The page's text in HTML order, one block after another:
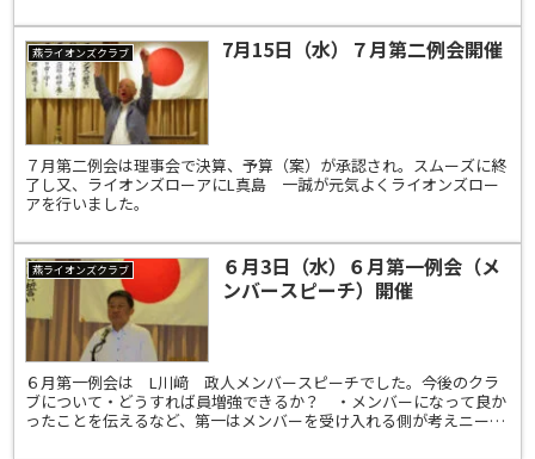
燕ライオンズクラブ 7月15日（水）７月第二例会開催
７月第二例会は理事会で決算、予算（案）が承認され。スムーズに終
了し又、ライオンズローアにL真島 一誠が元気よくライオンズロー
アを行いました。
燕ライオンズクラブ
６月3日（水）６月第一例会（メ
ンバースピーチ）開催
６月第一例会は L川﨑 政人メンバースピーチでした。今後のクラ
ブについて・どうすれば員増強できるか？ ・メンバーになって良か
ったことを伝えるなど、第一はメンバーを受け入れる側が考えニーズ